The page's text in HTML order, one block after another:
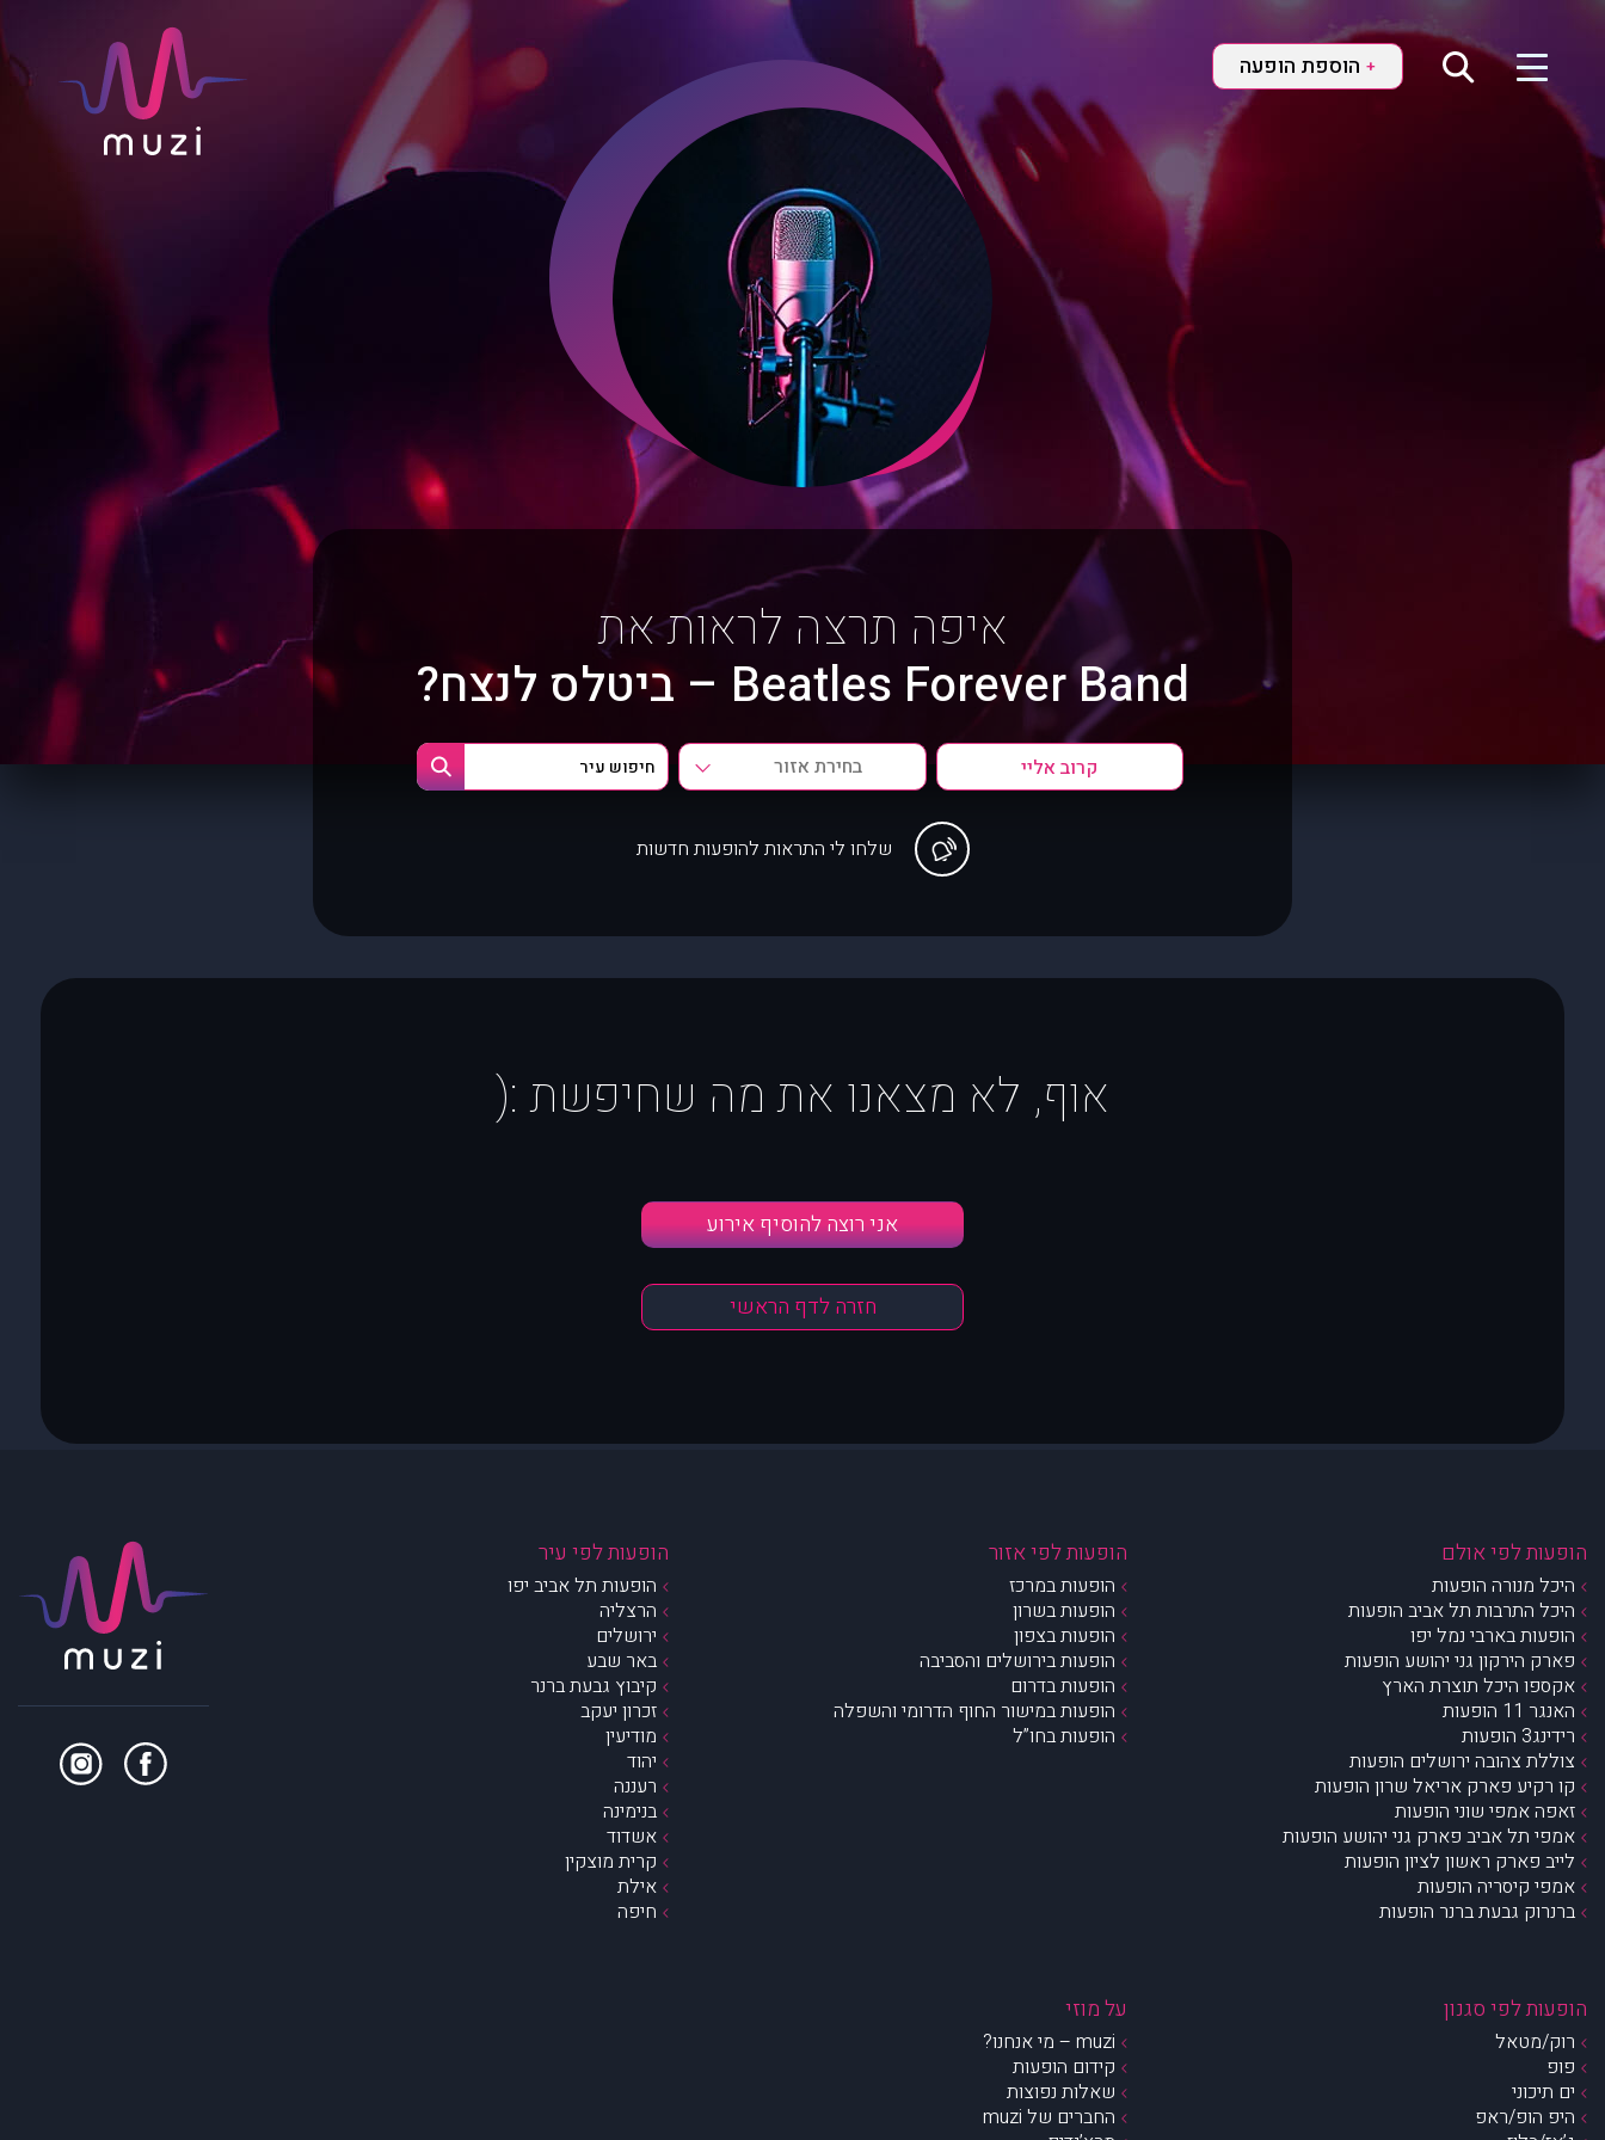
+ הוספת הופעה
איפה תרצה לראות את
Beatles Forever Band – ביטלס לנצח?
בחירת אזור
שלחו לי התראות להופעות חדשות
אוף, לא מצאנו את מה שחיפשת :(
אני רוצה להוסיף אירוע
חזרה לדף הראשי
הופעות לפי אולם
היכל מנורה הופעות
היכל התרבות תל אביב הופעות
הופעות בארבי נמל יפו
פארק הירקון גני יהושע הופעות
אקספו היכל תוצרת הארץ
האנגר 11 הופעות
רידינג3 הופעות
צוללת צהובה ירושלים הופעות
קו רקיע פארק אריאל שרון הופעות
זאפה אמפי שוני הופעות
אמפי תל אביב פארק גני יהושע הופעות
לייב פארק ראשון לציון הופעות
אמפי קיסריה הופעות
ברנרוק גבעת ברנר הופעות
הופעות לפי אזור
הופעות במרכז
הופעות בשרון
הופעות בצפון
הופעות בירושלים והסביבה
הופעות בדרום
הופעות במישור החוף הדרומי והשפלה
הופעות בחו”ל
הופעות לפי עיר
הופעות תל אביב יפו
הרצליה
ירושלים
באר שבע
קיבוץ גבעת ברנר
זכרון יעקב
מודיעין
יהוד
רעננה
בנימינה
אשדוד
קרית מוצקין
אילת
חיפה
הופעות לפי סגנון
רוק/מטאל
פופ
ים תיכוני
היפ הופ/ראפ
על מוזי
muzi – מי אנחנו?
קידום הופעות
שאלות נפוצות
החברים של muzi